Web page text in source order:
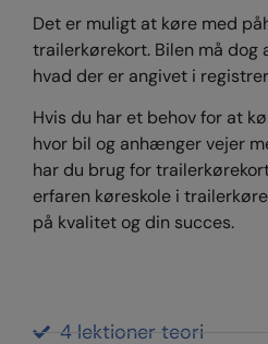
Det er muligt at køre med
trailerkørekort. Bilen må
hvad der er angivet i
Hvis du har et behov for at
hvor bil og anhænger vejer
har du brug for
erfaren køreskole i
på kvalitet og din succes.
4 lektioner teori